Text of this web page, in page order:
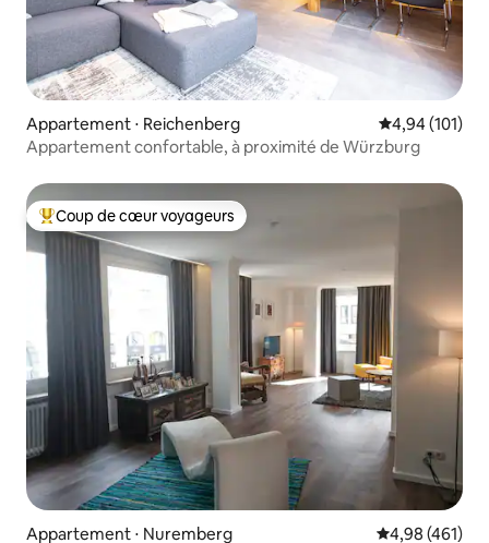
Appartement ⋅ Reichenberg Évaluation
4,94 (101)
Appartement confortable, à proximité de Würzburg
Coups de cœur voyageurs les plus appréciés
Coup de cœur voyageurs
Appartement ⋅ Nuremberg Évaluation
4,98 (461)